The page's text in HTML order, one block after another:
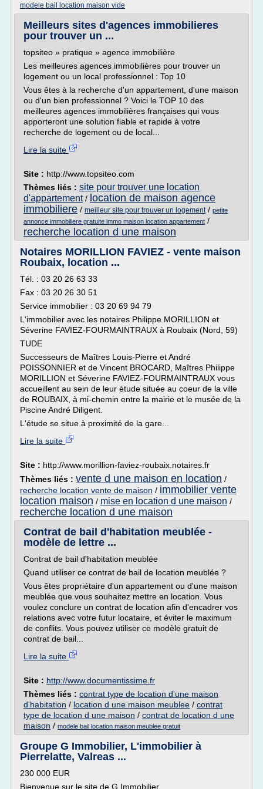
modele bail location maison vide
Meilleurs sites d'agences immobilieres
pour trouver un ...
topsiteo » pratique » agence immobilière
Les meilleures agences immobilières pour trouver un
logement ou un local professionnel : Top 10
Vous êtes à la recherche d'un appartement, d'une maison
ou d'un bien professionnel ? Voici le TOP 10 des
meilleures agences immobilières françaises qui vous
apporteront une solution fiable et rapide à votre
recherche de logement ou de local...
Lire la suite
Site : http://www.topsiteo.com
Thèmes liés : site pour trouver une location
d'appartement/ location de maison agence
immobiliere / meilleur site pour trouver un logement/ petite
annonce immobiliere gratuite immo maison location appartement /
recherche location d une maison
Notaires MORILLION FAVIEZ - vente maison
Roubaix, location ...
Tél. : 03 20 26 63 33
Fax : 03 20 26 30 51
Service immobilier : 03 20 69 94 79
L'immobilier avec les notaires Philippe MORILLION et
Séverine FAVIEZ-FOURMAINTRAUX à Roubaix (Nord, 59)
TUDE
Successeurs de Maîtres Louis-Pierre et André
POISSONNIER et de Vincent BROCARD, Maîtres Philippe
MORILLION et Séverine FAVIEZ-FOURMAINTRAUX vous
accueillent au sein de leur étude située au coeur de la ville
de ROUBAIX, à mi-chemin entre la mairie et le musée de la
Piscine André Diligent.
L'étude se situe à proximité de la gare...
Lire la suite
Site : http://www.morillion-faviez-roubaix.notaires.fr
Thèmes liés : vente d une maison en location /
recherche location vente de maison / immobilier vente
location maison / mise en location d une maison /
recherche location d une maison
Contrat de bail d'habitation meublée -
modèle de lettre ...
Contrat de bail d'habitation meublée
Quand utiliser ce contrat de bail de location meublée ?
Vous êtes propriétaire d'un appartement ou d'une maison
meublée que vous souhaitez mettre en location. Vous
voulez conclure un contrat de location afin d'encadrer vos
relations avec votre futur locataire, et éviter le maximum
de conflits. Vous pouvez utiliser ce modèle gratuit de
contrat de bail...
Lire la suite
Site : http://www.documentissime.fr
Thèmes liés : contrat type de location d'une maison
d'habitation / location d une maison meublee / contrat
type de location d une maison / contrat de location d une
maison / modele bail location maison meublee gratuit
Groupe G Immobilier, L'immobilier à
Pierrelatte, Valreas ...
230 000 EUR
Bienvenue sur le site de G Immobilier